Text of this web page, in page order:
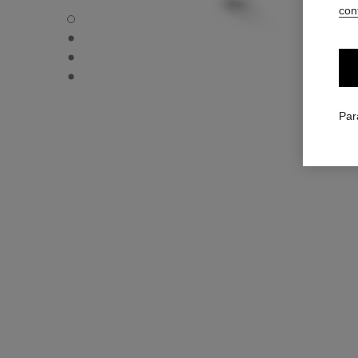
Boucles d'oreilles souples transformables Bouton de
Boucles d'oreilles souples transformables Bouton de
Boucles d'oreilles souples transformables Bouton de
Boucles d'oreilles souples transformables Bouton de